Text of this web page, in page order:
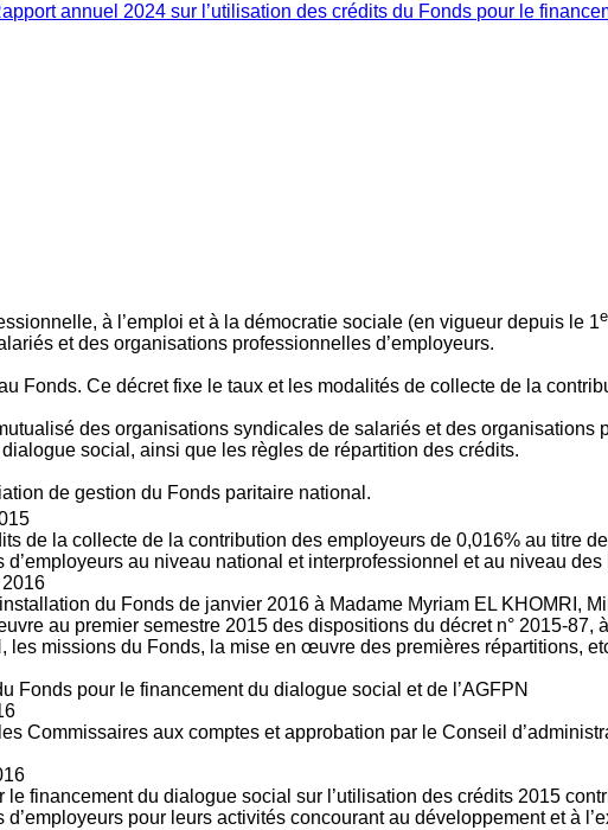
annuel 2024 sur l’utilisation des crédits du Fonds pour le
à l’emploi et à la démocratie sociale (en vigueur depuis le 1
et des organisations professionnelles d’employeurs.
Fonds. Ce décret fixe le taux et les modalités de collecte de la
des organisations syndicales de salariés et des organisations
social, ainsi que les règles de répartition des crédits.
de gestion du Fonds paritaire national.
de la collecte de la contribution des employeurs de 0,016% au titre
au niveau national et interprofessionnel et au niveau
du Fonds de janvier 2016 à Madame Myriam EL KHOMRI,
au premier semestre 2015 des dispositions du décret n° 2015-
les missions du Fonds, la mise en œuvre des premières répartitions,
Fonds pour le financement du dialogue social et de l’AGFPN
Commissaires aux comptes et approbation par le Conseil
le financement du dialogue social sur l’utilisation des crédits 2015
pour leurs activités concourant au développement et à